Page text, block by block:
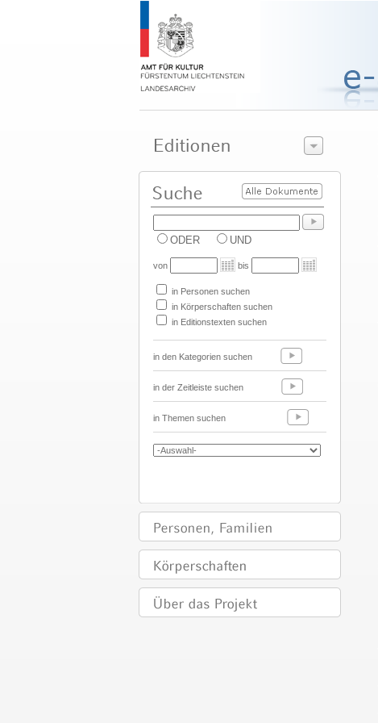
ODER UND
von bis
in Personen suchen
in Körperschaften suchen
in Editionstexten suchen
in den Kategorien suchen
in der Zeitleiste suchen
in Themen suchen